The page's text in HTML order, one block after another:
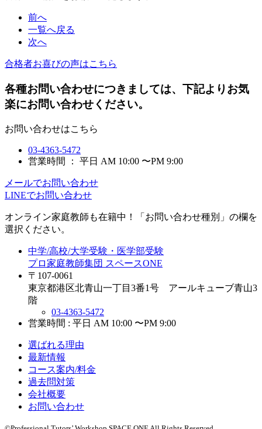
前へ
一覧へ戻る
次へ
合格者お喜びの声はこちら
各種お問い合わせにつきましては、下記よりお気
楽にお問い合わせください。
お問い合わせはこちら
03-4363-5472
営業時間 ： 平日 AM 10:00 〜PM 9:00
メールでお問い合わせ
LINEでお問い合わせ
オンライン家庭教師 も在籍中！「お問い合わせ種別」の欄を
選択ください。
中学/高校/大学受験・医学部受験
プロ家庭教師集団 スペースONE
〒107-0061
東京都港区北青山一丁目3番1号 アールキューブ青山3
階
03-4363-5472
営業時間 : 平日 AM 10:00 〜PM 9:00
選ばれる理由
最新情報
コース案内/料金
過去問対策
会社概要
お問い合わせ